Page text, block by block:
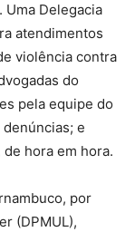
Uma Delegacia
atendimentos
violência contra
do
pela equipe do
e
hora em hora.
por
(DPMUL),